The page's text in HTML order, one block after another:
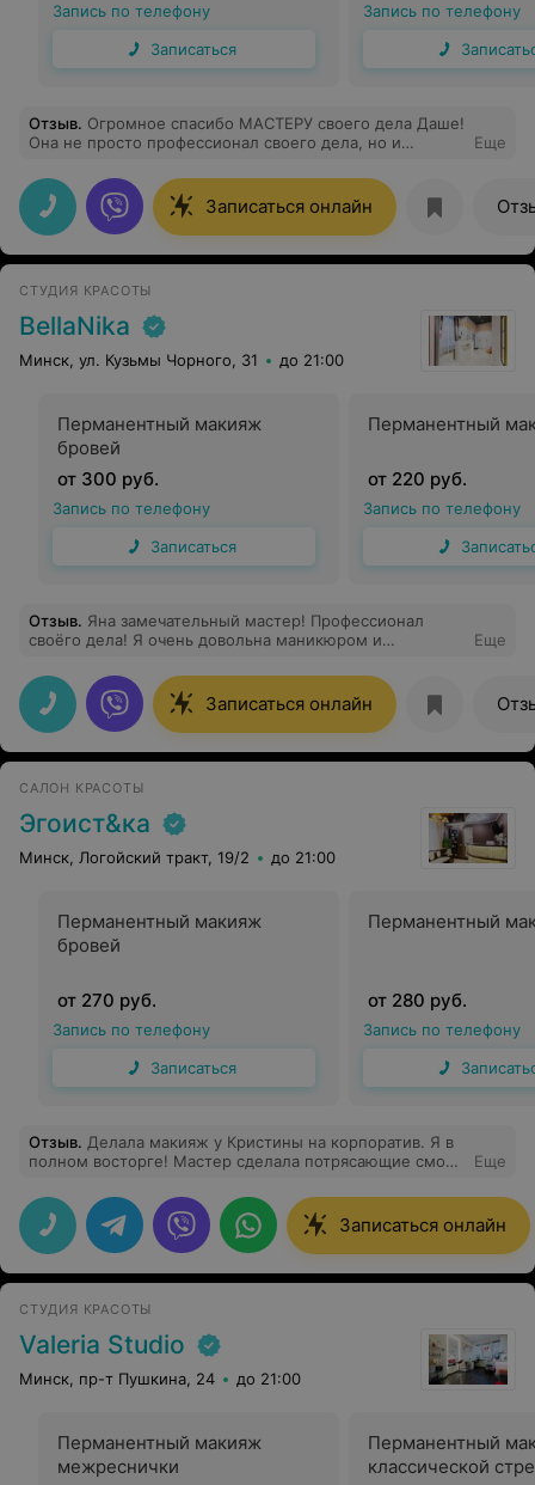
Запись по телефону
Записаться
Запись по телефону
Отзыв. Огромное спасибо МАСТЕРУ своего дела Даше!
Она не просто профессионал своего дела, но и
сомневаетесь, то просто прокунсультируйтесь и вы
поймете, что делаете правильный выбор! Даша не
просто делает своё дело, она вкладывает туда всю
себя! Всё очень аккуратно и естественно, на себе
проверила. И я просто уверена, что она не выпустит
обслуживание и работа. Очень рада, что встретила
Дашу на своем жизненном пути. Сейчас ТОЛЬКО ей
доверяю свою красоту!!! Хочу пожелать ей удачи,
успеха и творческого роста!!!!!Ты просто умничка!!!!
Еще
Записаться онлайн
СТУДИЯ КРАСОТЫ
BellaNika
Минск, ул. Кузьмы Чорного, 31 до 21:00
Перманентный макияж
бровей
от 300 руб.
Запись по телефону
Записаться
Перманентный
от 220 руб.
Запись по телефону
Отзыв. Яна замечательный мастер! Профессионал
своёго дела! Я очень довольна маникюром и
Еще
Записаться онлайн
САЛОН КРАСОТЫ
Эгоист&ка
Минск, Логойский тракт, 19/2 до 21:00
Перманентный макияж
бровей
от 270 руб.
Запись по телефону
Записаться
Перманентный
от 280 руб.
Запись по телефону
Отзыв. Делала макияж у Кристины на корпоратив. Я в
полном восторге! Мастер сделала потрясающие смоки
часов и ничего не скаталось и не осыпалось. Очень
профессиональный подход. Рекомендую!
Еще
Записаться онлайн
СТУДИЯ КРАСОТЫ
Valeria Studio
Минск, пр-т Пушкина, 24 до 21:00
Перманентный макияж
межреснички
Перманентный
классической